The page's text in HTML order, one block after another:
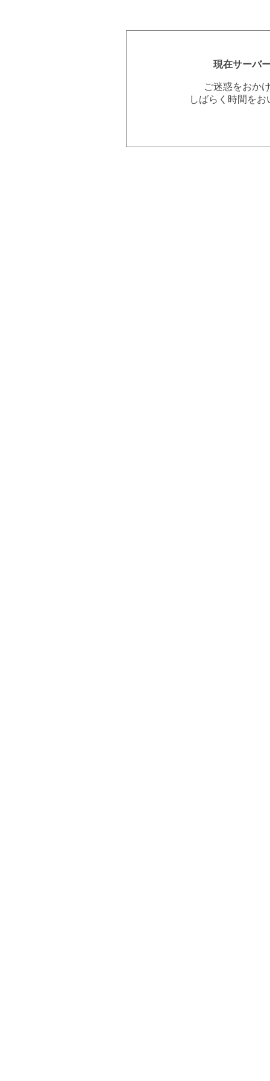
現在サーバ
ご迷惑をおか
しばらく時間を